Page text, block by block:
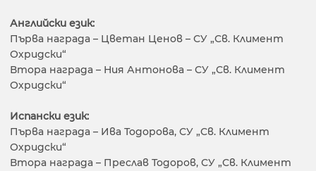
Английски език:
Първа награда – Цветан Ценов – СУ „Св. Климент
Охридски“
Втора награда – Ния Антонова – СУ „Св. Климент
Охридски“
Испански език:
Първа награда – Ива Тодорова, СУ „Св. Климент
Охридски“
Втора награда – Преслав Тодоров, СУ „Св. Климент